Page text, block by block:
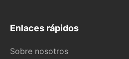
Enlaces rápidos
Sobre nosotros